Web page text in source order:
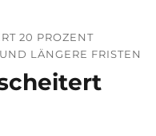
20 PROZENT
LÄNGERE FRISTEN